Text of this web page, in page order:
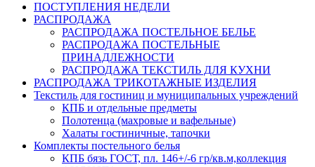
ПОСТУПЛЕНИЯ НЕДЕЛИ
РАСПРОДАЖА
РАСПРОДАЖА ПОСТЕЛЬНОЕ БЕЛЬЕ
РАСПРОДАЖА ПОСТЕЛЬНЫЕ
ПРИНАДЛЕЖНОСТИ
РАСПРОДАЖА ТЕКСТИЛЬ ДЛЯ КУХНИ
РАСПРОДАЖА ТРИКОТАЖНЫЕ ИЗДЕЛИЯ
Текстиль для гостиниц и муниципальных учреждений
КПБ и отдельные предметы
Полотенца (махровые и вафельные)
Халаты гостиничные, тапочки
Комплекты постельного белья
КПБ бязь ГОСТ, пл. 146+/-6 гр/кв.м,коллекция